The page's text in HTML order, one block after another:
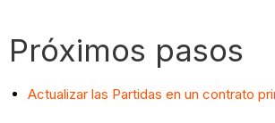
Próximos pasos
Actualizar las Partidas en un contrato